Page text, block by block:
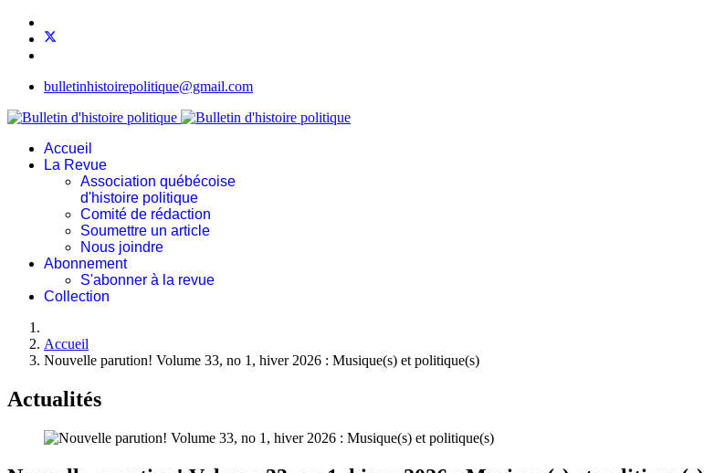
bulletinhistoirepolitique@gmail.com
Accueil
La Revue
Association québécoise
d'histoire politique
Comité de rédaction
Soumettre un article
Nous joindre
Abonnement
S'abonner à la revue
Collection
Accueil
Nouvelle parution! Volume 33, no 1, hiver 2026 : Musique(s) et politique(s)
Actualités